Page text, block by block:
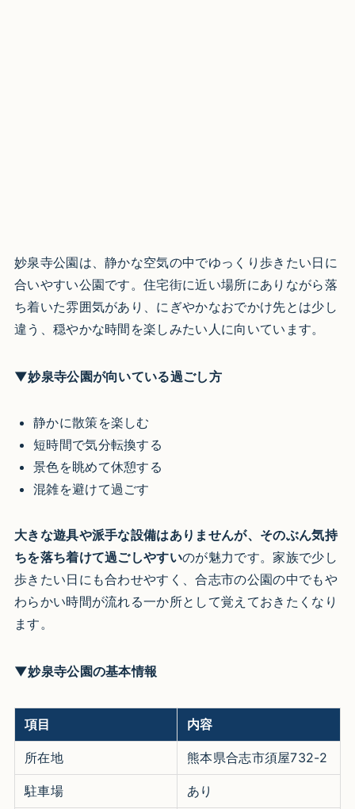
妙泉寺公園は、静かな空気の中でゆっくり歩きたい日に
合いやすい公園です。住宅街に近い場所にありながら落
ち着いた雰囲気があり、にぎやかなおでかけ先とは少し
違う、穏やかな時間を楽しみたい人に向いています。
▼妙泉寺公園が向いている過ごし方
静かに散策を楽しむ
短時間で気分転換する
景色を眺めて休憩する
混雑を避けて過ごす
大きな遊具や派手な設備はありませんが、そのぶん気持
ちを落ち着けて過ごしやすいのが魅力です。家族で少し
歩きたい日にも合わせやすく、合志市の公園の中でもや
わらかい時間が流れる一か所として覚えておきたくなり
ます。
▼妙泉寺公園の基本情報
項目 内容
所在地 熊本県合志市須屋732-2
駐車場 あり